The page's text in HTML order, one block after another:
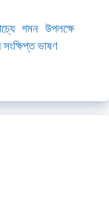
গমন উপলক্ষে
সংক্ষিপ্ত ভাষণ